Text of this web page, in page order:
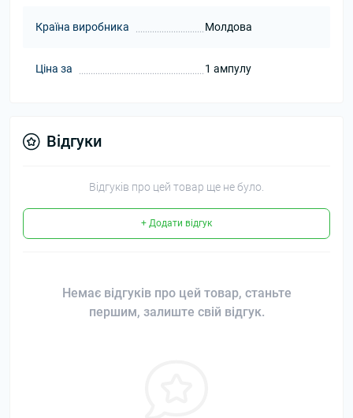
Країна виробника Молдова
Ціна за 1 ампулу
Відгуки
Відгуків про цей товар ще не було.
+ Додати відгук
Немає відгуків про цей товар, станьте
першим, залиште свій відгук.